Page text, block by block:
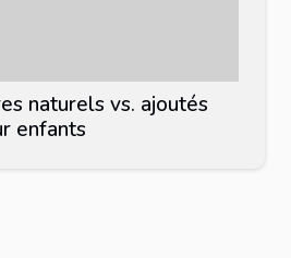
naturels vs. ajoutés
enfants